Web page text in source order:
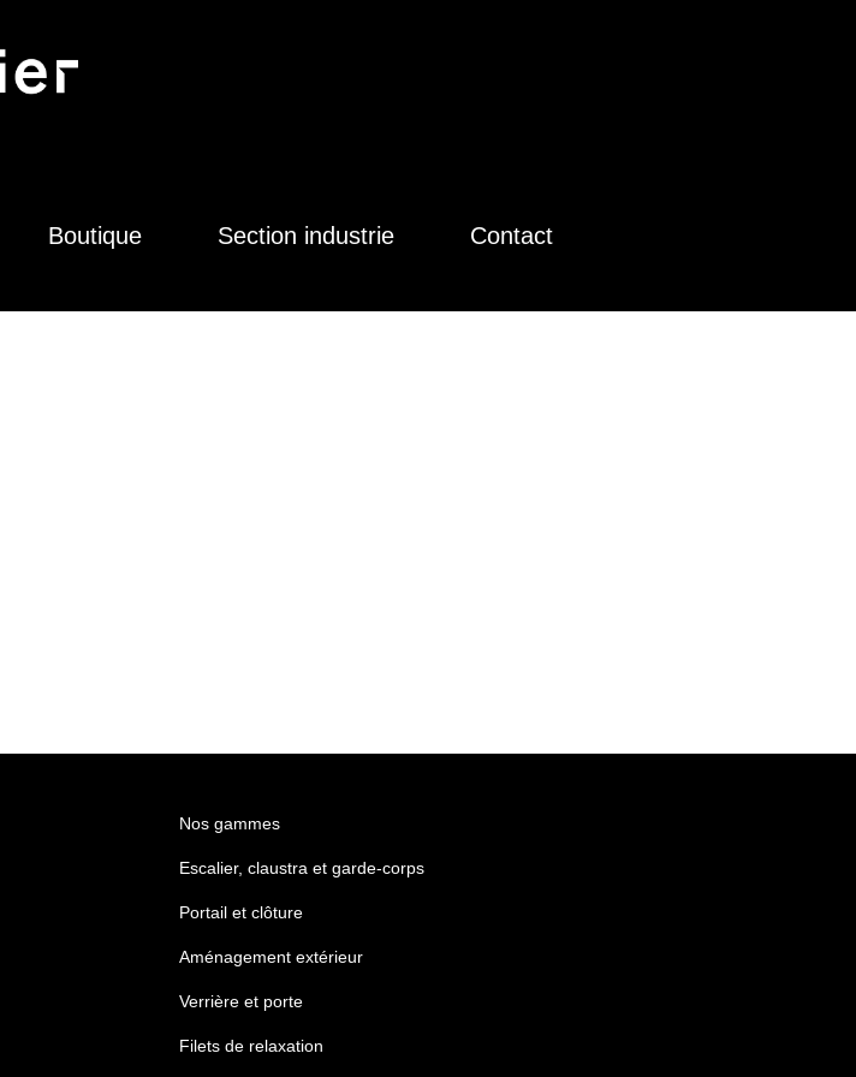
Boutique Section industrie Contact
Nos gammes
Escalier, claustra et garde-corps
Portail et clôture
Aménagement extérieur
Verrière et porte
Filets de relaxation